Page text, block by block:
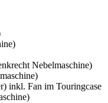
Nebelmaschine)
inkl. Fan im Touringcase